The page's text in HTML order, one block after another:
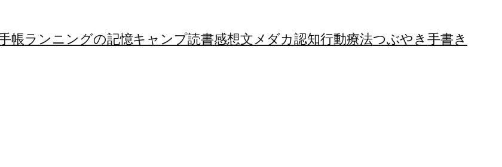
帳ランニングの記憶キャンプ読書感想文メダカ認知行動療法つぶやき手書き